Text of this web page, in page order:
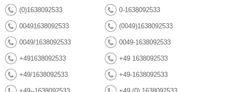
(0)1638092533 0-1638092533
00491638092533 (0049)1638092533
0049/1638092533 0049-1638092533
+491638092533 +49 1638092533
+49/1638092533 +49-1638092533